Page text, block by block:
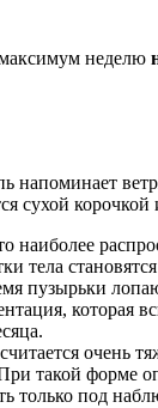
неделю
сухой
наиболее
тела
пузырьки
которая
очень
такой форме
только под